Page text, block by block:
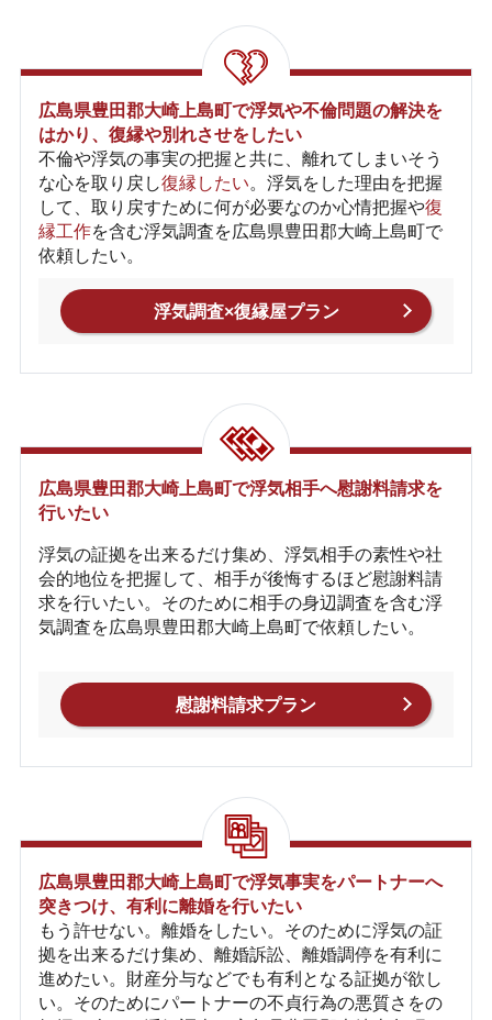
広島県豊田郡大崎上島町で浮気や不倫問題の解決を
はかり、復縁や別れさせをしたい
不倫や浮気の事実の把握と共に、離れてしまいそう
な心を取り戻し復縁したい。浮気をした理由を把握
して、取り戻すために何が必要なのか心情把握や復
縁工作を含む浮気調査を広島県豊田郡大崎上島町で
依頼したい。
浮気調査×復縁屋プラン
広島県豊田郡大崎上島町で浮気相手へ慰謝料請求を
行いたい
浮気の証拠を出来るだけ集め、浮気相手の素性や社
会的地位を把握して、相手が後悔するほど慰謝料請
求を行いたい。そのために相手の身辺調査を含む浮
気調査を広島県豊田郡大崎上島町で依頼したい。
慰謝料請求プラン
広島県豊田郡大崎上島町で浮気事実をパートナーへ
突きつけ、有利に離婚を行いたい
もう許せない。離婚をしたい。そのために浮気の証
拠を出来るだけ集め、離婚訴訟、離婚調停を有利に
進めたい。財産分与などでも有利となる証拠が欲し
い。そのためにパートナーの不貞行為の悪質さをの